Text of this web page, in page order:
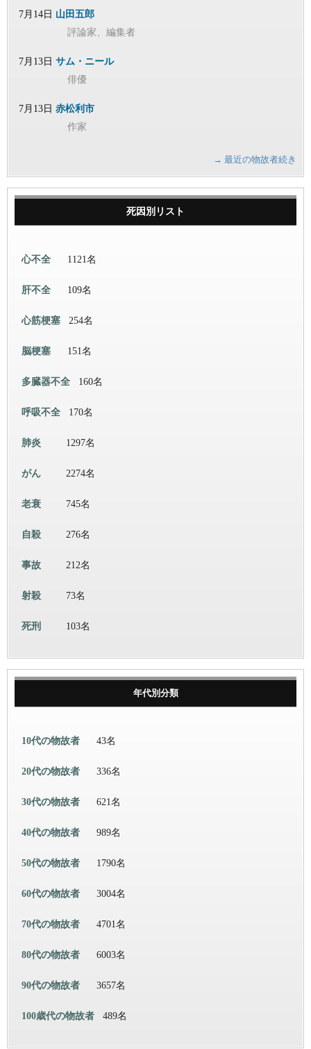
7月14日 山田五郎
評論家、編集者
7月13日 サム・ニール
俳優
7月13日 赤松利市
作家
→ 最近の物故者続き
死因別リスト
心不全 1121名
肝不全 109名
心筋梗塞 254名
脳梗塞 151名
多臓器不全 160名
呼吸不全 170名
肺炎 1297名
がん 2274名
老衰 745名
自殺 276名
事故 212名
射殺 73名
死刑 103名
年代別分類
10代の物故者 43名
20代の物故者 336名
30代の物故者 621名
40代の物故者 989名
50代の物故者 1790名
60代の物故者 3004名
70代の物故者 4701名
80代の物故者 6003名
90代の物故者 3657名
100歳代の物故者 489名